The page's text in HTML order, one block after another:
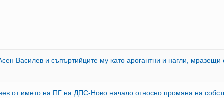
Василев и съпъртийците му като арогантни и нагли,
от името на ПГ на ДПС-Ново начало относно промяна на